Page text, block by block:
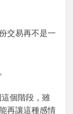
交易再不是一
個階段，雖
再讓這種感情